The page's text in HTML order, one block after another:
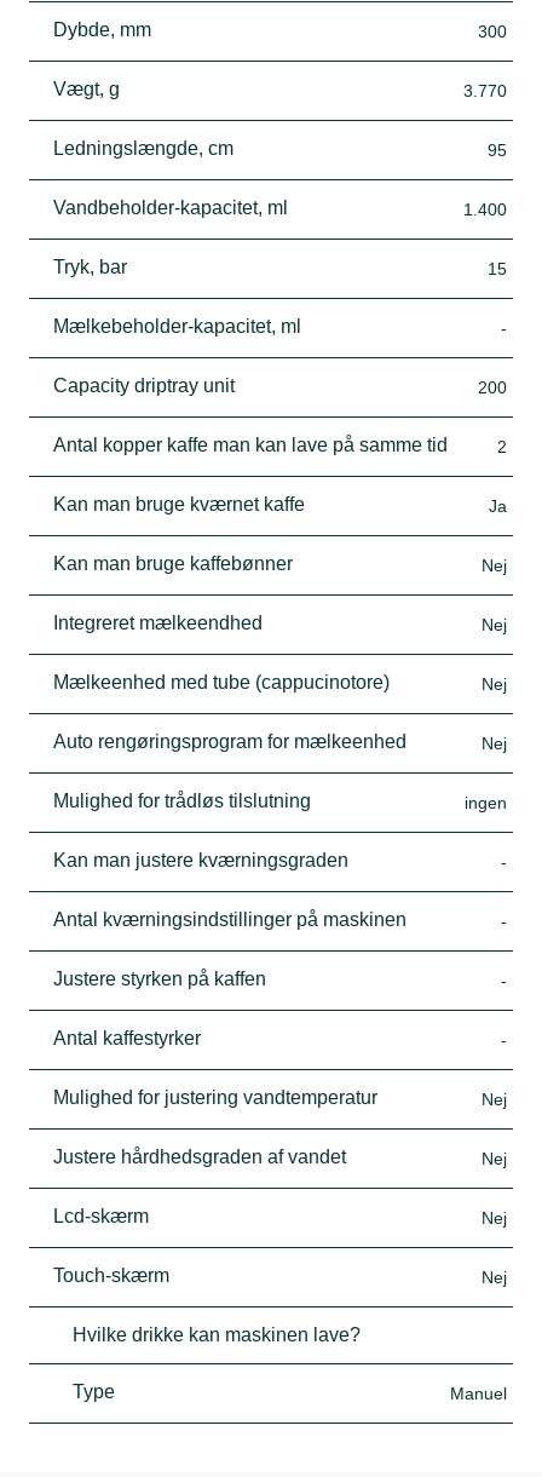
Dybde, mm 300
Vægt, g 3.770
Ledningslængde, cm 95
Vandbeholder-kapacitet, ml 1.400
Tryk, bar 15
Mælkebeholder-kapacitet, ml -
Capacity driptray unit 200
Antal kopper kaffe man kan lave på samme tid 2
Kan man bruge kværnet kaffe Ja
Kan man bruge kaffebønner Nej
Integreret mælkeendhed Nej
Mælkeenhed med tube (cappucinotore) Nej
Auto rengøringsprogram for mælkeenhed Nej
Mulighed for trådløs tilslutning ingen
Kan man justere kværningsgraden -
Antal kværningsindstillinger på maskinen -
Justere styrken på kaffen -
Antal kaffestyrker -
Mulighed for justering vandtemperatur Nej
Justere hårdhedsgraden af vandet Nej
Lcd-skærm Nej
Touch-skærm Nej
Hvilke drikke kan maskinen lave?
Type Manuel